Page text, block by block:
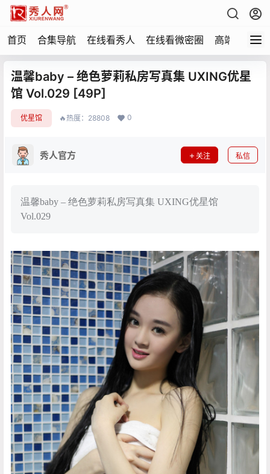
首页 合集导航 在线看秀人 在线看微密圈 高端写真
温馨baby – 绝色萝莉私房写真集 UXING优星
馆 Vol.029 [49P]
优星馆 🔥热度：28808 0
秀人官方 关注 私信
温馨baby – 绝色萝莉私房写真集 UXING优星馆
Vol.029